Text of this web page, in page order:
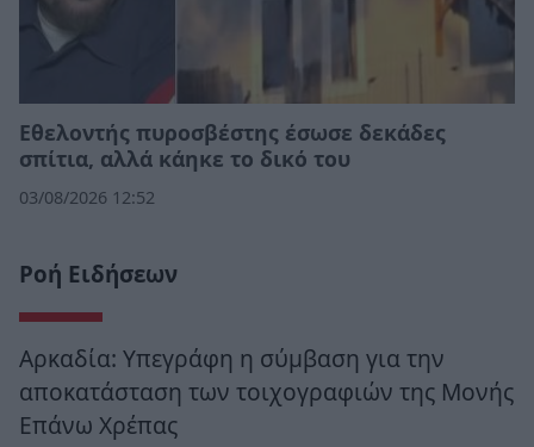
Εθελοντής πυροσβέστης έσωσε δεκάδες
σπίτια, αλλά κάηκε το δικό του
03/08/2026 12:52
Ροή Ειδήσεων
Αρκαδία: Υπεγράφη η σύμβαση για την
αποκατάσταση των τοιχογραφιών της Μονής
Επάνω Χρέπας